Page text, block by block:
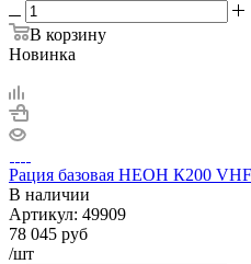
В корзину
Новинка
Рация базовая НЕОН К200
В наличии
Артикул: 49909
78 045 руб
/шт